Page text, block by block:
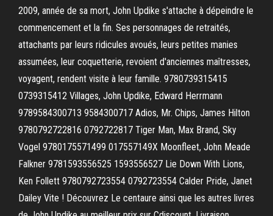
2009, année de sa mort, John Updike s'attache à dépeindre le
commencement et la fin. Ses personnages de retraités,
attachants par leurs ridicules avoués, leurs petites manies
assumées, leur coquetterie, revoient d'anciennes maîtresses,
voyagent, rendent visite à leur famille. 9780739315415
0739315412 Villages, John Updike, Edward Herrmann
9789584300713 9584300717 Adios, Mr. Chips, James Hilton
9780792722816 0792722817 Tiger Man, Max Brand, Sky
Vogel 9780175571499 017557149X Moonfleet, John Meade
Falkner 9781593556525 1593556527 Lie Down With Lions,
Ken Follett 9780792723554 0792723554 Calder Pride, Janet
Dailey Vite ! Découvrez Le centaure ainsi que les autres livres